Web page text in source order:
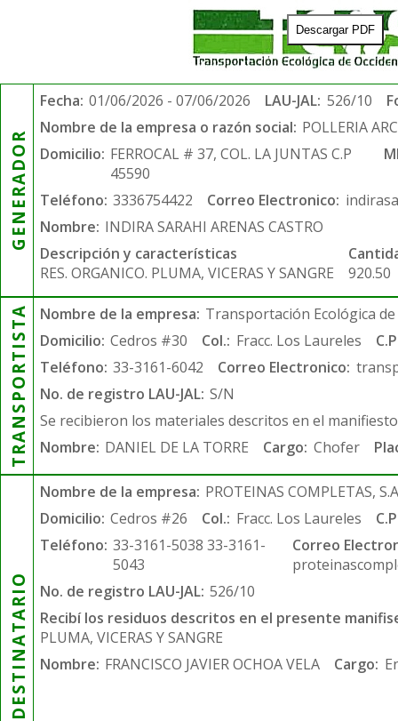
Descargar PDF
GENERADOR
Fecha: 01/06/2026 - 07/06/2026 LAU-JAL: 526/10
Nombre de la empresa o razón social: POLLERIA
Domicilio: FERROCAL # 37, COL. LA JUNTAS C.P
45590
Teléfono: 3336754422 Correo Electronico:
Nombre: INDIRA SARAHI ARENAS CASTRO
Descripción y características
RES. ORGANICO. PLUMA, VICERAS Y SANGRE
920.50
TRANSPORTISTA Nombre de la empresa: Transportación Ecológica de
Domicilio: Cedros #30 Col.: Fracc. Los Laureles
Teléfono: 33-3161-6042 Correo Electronico:
No. de registro LAU-JAL: S/N
Se recibieron los materiales descritos en el
Nombre: DANIEL DE LA TORRE Cargo: Chofer
DESTINATARIO
Nombre de la empresa: PROTEINAS COMPLETAS,
Domicilio: Cedros #26 Col.: Fracc. Los Laureles
Teléfono: 33-3161-5038 33-3161-
5043
Correo
No. de registro LAU-JAL: 526/10
Recibí los residuos descritos en el presente
PLUMA, VICERAS Y SANGRE
Nombre: FRANCISCO JAVIER OCHOA VELA Cargo: